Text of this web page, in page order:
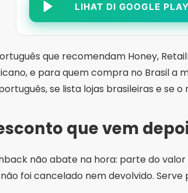
LIHAT DI GOOGLE PLAY
que recomendam Honey,
e para quem compra no Brasil a
se lista lojas brasileiras e se o
que vem
não abate na hora: parte do
foi cancelado nem devolvido.